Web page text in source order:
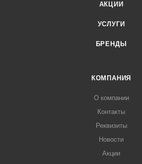
АКЦИИ
УСЛУГИ
БРЕНДЫ
КОМПАНИЯ
О компании
Контакты
Реквизиты
Новости
Акции